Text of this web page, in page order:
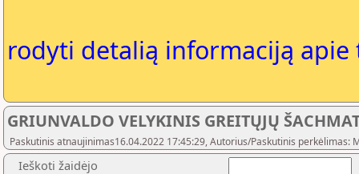
rodyti detalią informaciją
GRIUNVALDO VELYKINIS GREITŲJŲ
Paskutinis atnaujinimas16.04.2022 17:45:29, Autorius/Paskutinis perkėlimas:
Ieškoti žaidėjo